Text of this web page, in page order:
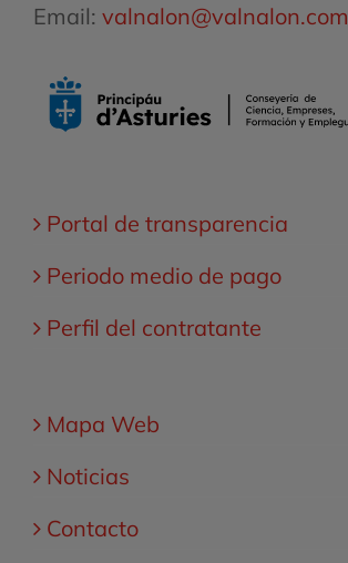
Email: valnalon@valnalon.com
Portal de transparencia
Periodo medio de pago
Perfil del contratante
Mapa Web
Noticias
Contacto